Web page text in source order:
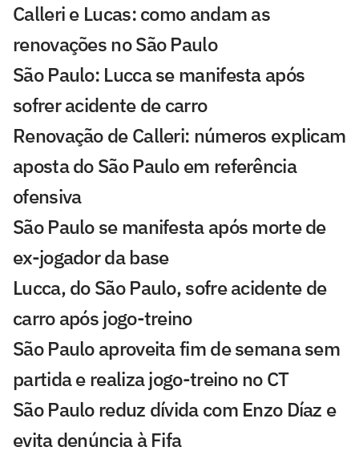
Calleri e Lucas: como andam as
renovações no São Paulo
São Paulo: Lucca se manifesta após
sofrer acidente de carro
Renovação de Calleri: números explicam
aposta do São Paulo em referência
ofensiva
São Paulo se manifesta após morte de
ex-jogador da base
Lucca, do São Paulo, sofre acidente de
carro após jogo-treino
São Paulo aproveita fim de semana sem
partida e realiza jogo-treino no CT
São Paulo reduz dívida com Enzo Díaz e
evita denúncia à Fifa